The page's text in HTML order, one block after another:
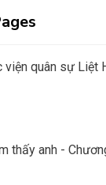
viện quân sự Liệt
thấy anh -